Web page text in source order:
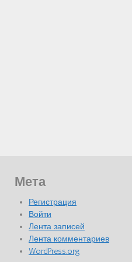
Мета
Регистрация
Войти
Лента записей
Лента комментариев
WordPress.org